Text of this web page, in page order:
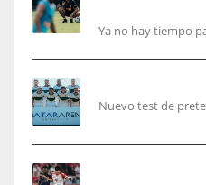
Ya no hay tiempo
Nuevo test de